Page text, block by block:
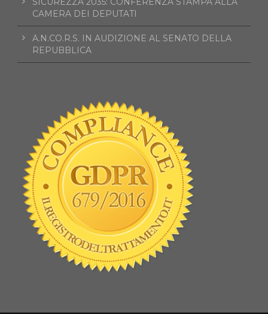
CAMERA DEI DEPUTATI
A.N.CO.R.S. IN AUDIZIONE AL SENATO DELLA
REPUBBLICA